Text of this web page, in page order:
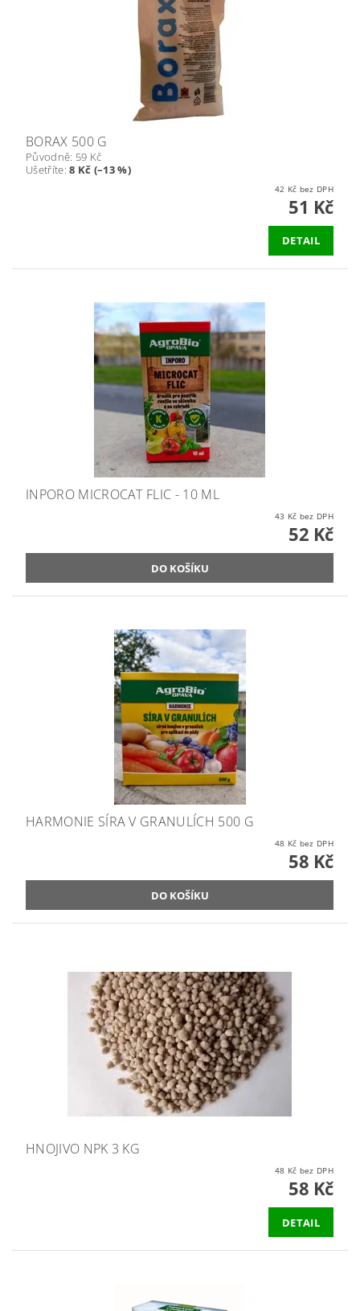
BORAX 500 G
Původně: 59 Kč
Ušetříte:8 Kč (–13 %)
42 Kč bez DPH
51 Kč
DETAIL
INPORO MICROCAT FLIC - 10 ML
43 Kč bez DPH
52 Kč
HARMONIE SÍRA V GRANULÍCH 500 G
48 Kč bez DPH
58 Kč
HNOJIVO NPK 3 KG
48 Kč bez DPH
58 Kč
DETAIL